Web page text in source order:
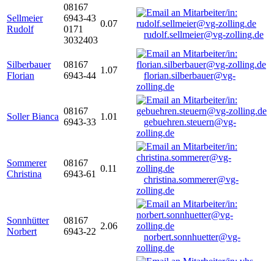
Sellmeier
Rudolf
08167
6943-43
0171
3032403
0.07
rudolf.sellmeier@vg-zolling.de
Silberbauer
Florian
08167
6943-44
1.07
florian.silberbauer@vg-
zolling.de
Soller Bianca
08167
6943-33
1.01
gebuehren.steuern@vg-
zolling.de
Sommerer
Christina
08167
6943-61
0.11
christina.sommerer@vg-
zolling.de
Sonnhütter
Norbert
08167
6943-22
2.06
norbert.sonnhuetter@vg-
zolling.de